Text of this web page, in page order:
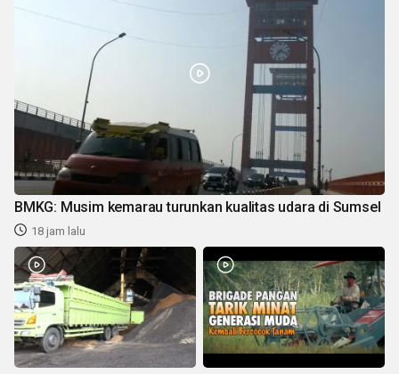
BMKG: Musim kemarau turunkan kualitas udara di Sumsel
18 jam lalu